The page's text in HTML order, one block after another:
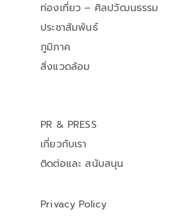
ท่องเที่ยว – ศิลปวัฒนธรรม
ประชาสัมพันธ์
ภูมิภาค
สิ่งแวดล้อม
PR & PRESS
เกี่ยวกับเรา
ติดต่อและ สนับสนุน
Privacy Policy